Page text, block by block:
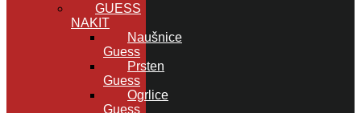
GUESS
NAKIT
Naušnice
Guess
Prsten
Guess
Ogrlice
Guess